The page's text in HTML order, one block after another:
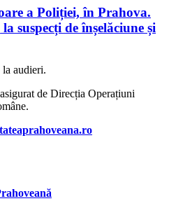
a Poliției, în Prahova.
suspecți de înșelăciune și
audieri.
de Direcția Operațiuni